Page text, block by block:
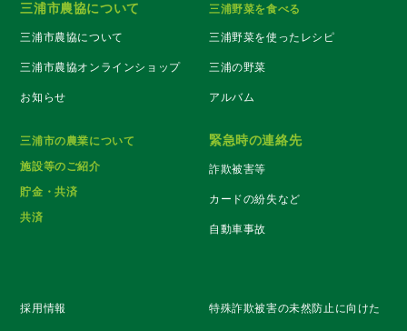
三浦市農協について
三浦市農協について
三浦市農協オンラインショップ
お知らせ
三浦野菜を食べる
三浦野菜を使ったレシピ
三浦の野菜
アルバム
三浦市の農業について
施設等のご紹介
貯金・共済
共済
緊急時の連絡先
詐欺被害等
カードの紛失など
自動車事故
採用情報 特殊詐欺被害の未然防止に向けた